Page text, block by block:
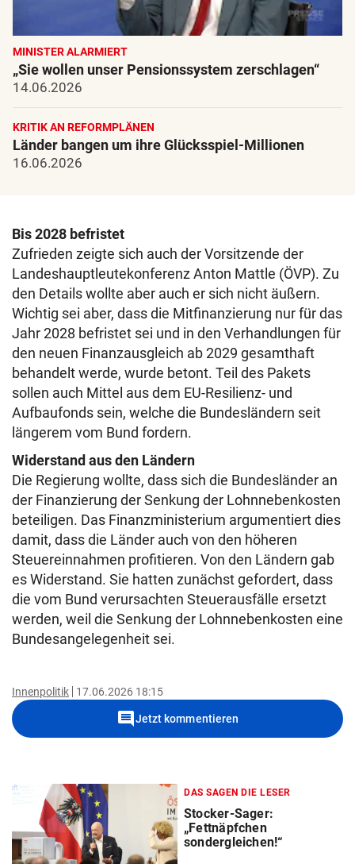
MINISTER ALARMIERT
„Sie wollen unser Pensionssystem zerschlagen“
14.06.2026
KRITIK AN REFORMPLÄNEN
Länder bangen um ihre Glücksspiel-Millionen
16.06.2026
Bis 2028 befristet
Zufrieden zeigte sich auch der Vorsitzende der
Landeshauptleutekonferenz Anton Mattle (ÖVP). Zu
den Details wollte aber auch er sich nicht äußern.
Wichtig sei aber, dass die Mitfinanzierung nur für das
Jahr 2028 befristet sei und in den Verhandlungen für
den neuen Finanzausgleich ab 2029 gesamthaft
behandelt werde, wurde betont. Teil des Pakets
sollen auch Mittel aus dem EU-Resilienz- und
Aufbaufonds sein, welche die Bundesländern seit
längerem vom Bund fordern.
Widerstand aus den Ländern
Die Regierung wollte, dass sich die Bundesländer an
der Finanzierung der Senkung der Lohnnebenkosten
beteiligen. Das Finanzministerium argumentiert dies
damit, dass die Länder auch von den höheren
Steuereinnahmen profitieren. Von den Ländern gab
es Widerstand. Sie hatten zunächst gefordert, dass
die vom Bund verursachten Steuerausfälle ersetzt
werden, weil die Senkung der Lohnnebenkosten eine
Bundesangelegenheit sei.
Innenpolitik 17.06.2026 18:15
commentJetzt kommentieren
DAS SAGEN DIE LESER
Stocker-Sager:
„Fettnäpfchen
sondergleichen!“